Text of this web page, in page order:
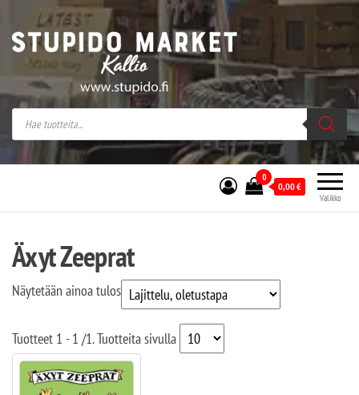
Stupido Market – verkossa ja kivijalassa
Stupido Market on vaihtoehtomusaan
erikoistunut verkko- sekä
kivijalkakauppa Helsingissä Kallion
sydämessä.
Valikko
0
0,00€
Äxyt Zeeprat
Näytetään ainoa tulos
Tuotteet 1 - 1 /1. Tuotteita sivulla